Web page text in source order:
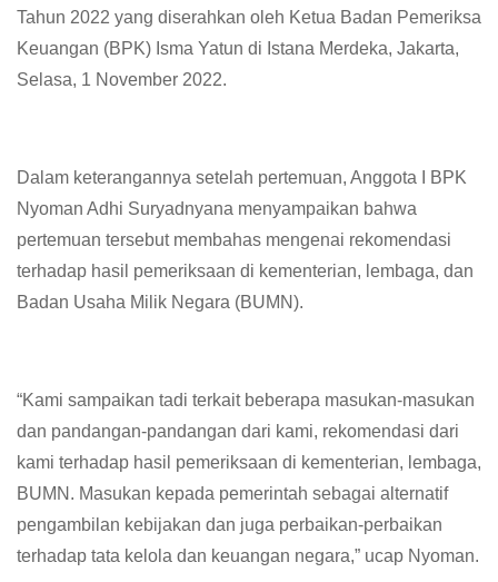
Tahun 2022 yang diserahkan oleh Ketua Badan Pemeriksa
Keuangan (BPK) Isma Yatun di Istana Merdeka, Jakarta,
Selasa, 1 November 2022.
Dalam keterangannya setelah pertemuan, Anggota I BPK
Nyoman Adhi Suryadnyana menyampaikan bahwa
pertemuan tersebut membahas mengenai rekomendasi
terhadap hasil pemeriksaan di kementerian, lembaga, dan
Badan Usaha Milik Negara (BUMN).
“Kami sampaikan tadi terkait beberapa masukan-masukan
dan pandangan-pandangan dari kami, rekomendasi dari
kami terhadap hasil pemeriksaan di kementerian, lembaga,
BUMN. Masukan kepada pemerintah sebagai alternatif
pengambilan kebijakan dan juga perbaikan-perbaikan
terhadap tata kelola dan keuangan negara,” ucap Nyoman.